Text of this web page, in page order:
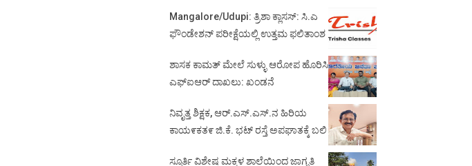
Mangalore/Udupi: ತ್ರಿಶಾ ಕ್ಲಾಸಸ್: ಸಿ.ಎ
ಫೌಂಡೇಶನ್ ಪರೀಕ್ಷೆಯಲ್ಲಿ ಉತ್ತಮ ಫಲಿತಾಂಶ
ಶಾಸಕ ಕಾಮತ್ ಮೇಲೆ ಸುಳ್ಳು ಆರೋಪ ಹೊರಿಸಿ
ಎಫ್‌ಐಆರ್ ದಾಖಲು: ಖಂಡನೆ
ನಿವೃತ್ತ ಶಿಕ್ಷಕ, ಆರ್.ಎಸ್.ಎಸ್.ನ ಹಿರಿಯ
ಕಾಯ೯ಕತ೯ ಜಿ.ಕೆ. ಭಟ್ ರಸ್ತೆ ಅಪಘಾತಕ್ಕೆ ಬಲಿ
ಸ್ಪೂರ್ತಿ ವಿಶೇಷ ಮಕ್ಕಳ ಶಾಲೆಯಿಂದ ಜಾಗೃತಿ